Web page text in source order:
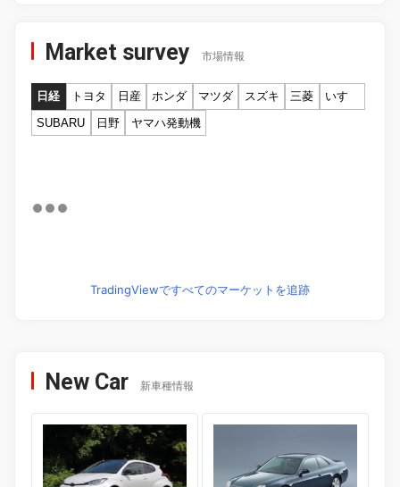
Market survey 市場情報
日経 トヨタ 日産 ホンダ マツダ スズキ 三菱
いすゞ
SUBARU
日野 ヤマハ発動機
TradingViewですべてのマーケットを追跡
New Car 新車種情報